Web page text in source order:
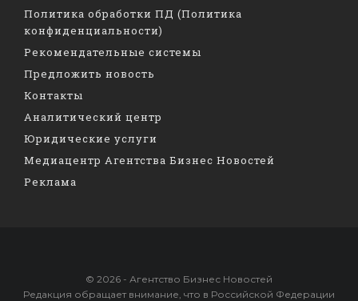
Политика обработки ПД (Политика
конфиденциальности)
Рекомендательные системы
Предложить новость
Контакты
Аналитический центр
Юридические услуги
Медиацентр Агентства Бизнес Новостей
Реклама
© 2026 - Агентство Бизнес Новостей
Редакция обращает внимание, что в Российской Федерации